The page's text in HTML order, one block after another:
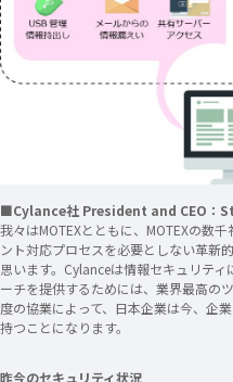
■Cylance社 President and CEO：
我々はMOTEXとともに、MOTEXの数
ント対応プロセスを必要としない革新
思います。Cylanceは情報セキュリテ
ーチを提供するためには、業界最高の
度の協業によって、 日本企業は今、企
持つことになります。
昨今のセキュリティ状況